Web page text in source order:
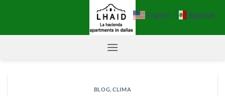
BLOG ,CLIMA
English Spanish